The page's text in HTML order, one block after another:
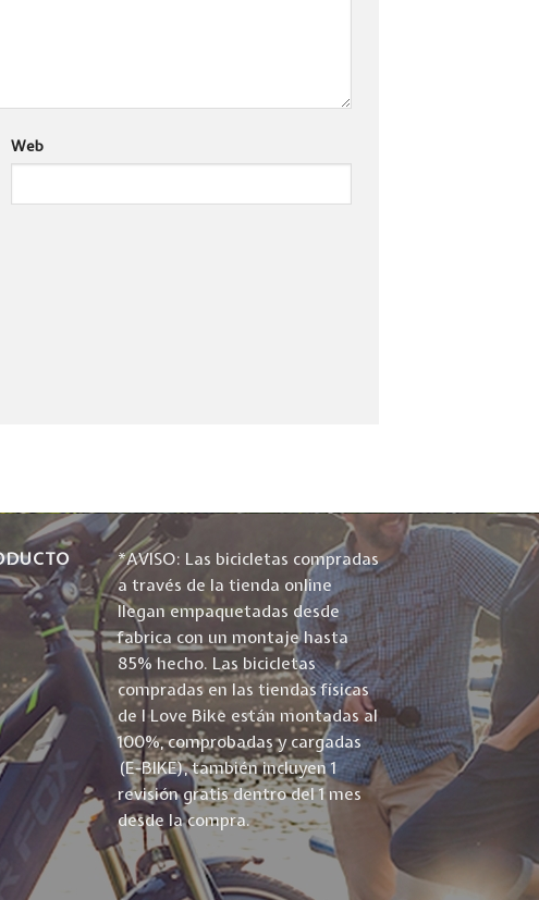
Web
*AVISO: Las bicicletas compradas
a través de la tienda online
llegan empaquetadas desde
fabrica con un montaje hasta
85% hecho. Las bicicletas
compradas en las tiendas físicas
de I Love Bike están montadas al
100%, comprobadas y cargadas
(E-BIKE), también incluyen 1
revisión gratis dentro del 1 mes
desde la compra.